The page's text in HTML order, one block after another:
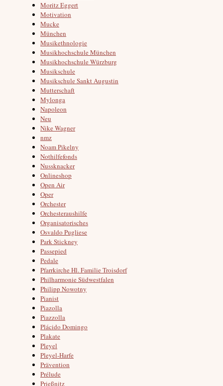
Moritz Eggert
Motivation
Mucke
München
Musikethnologie
Musikhochschule München
Musikhochschule Würzburg
Musikschule
Musikschule Sankt Augustin
Mutterschaft
Mylonga
Napoleon
Neu
Nike Wagner
nmz
Noam Pikelny
Nothilfefonds
Nussknacker
Onlineshop
Open Air
Oper
Orchester
Orchesteraushilfe
Organisatorisches
Osvaldo Pugliese
Park Stickney
Passepied
Pedale
Pfarrkirche Hl. Familie Troisdorf
Philharmonie Südwestfalen
Philipp Nowotny
Pianist
Piazolla
Piazzolla
Plácido Domingo
Plakate
Pleyel
Pleyel-Harfe
Prävention
Prélude
Prießnitz